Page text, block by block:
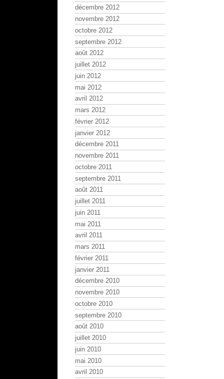
décembre 2012
novembre 2012
octobre 2012
septembre 2012
août 2012
juillet 2012
juin 2012
mai 2012
avril 2012
mars 2012
février 2012
janvier 2012
décembre 2011
novembre 2011
octobre 2011
septembre 2011
août 2011
juillet 2011
juin 2011
mai 2011
avril 2011
mars 2011
février 2011
janvier 2011
décembre 2010
novembre 2010
octobre 2010
septembre 2010
août 2010
juillet 2010
juin 2010
mai 2010
avril 2010